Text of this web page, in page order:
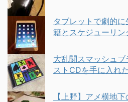
タブレットで劇的
籍とスケジューリン
大乱闘スマッシュ
ストCDを手に入れ
【上野】アメ横地下